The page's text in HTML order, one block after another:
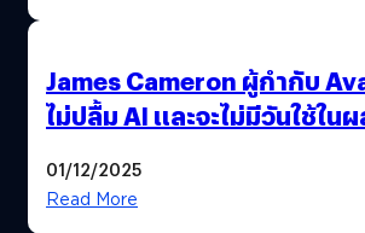
James Cameron ผู้กำกับ
ไม่ปลื้ม AI และจะไม่มีวันใช้ใน
01/12/2025
Read More